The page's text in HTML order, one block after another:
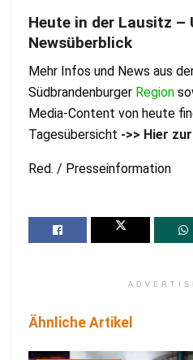
Heute in der Lausitz –
Newsüberblick
Mehr Infos und News aus
Südbrandenburger Region
Media-Content von heute
Tagesübersicht ->> Hier
Red. / Presseinformation
Ähnliche Artikel